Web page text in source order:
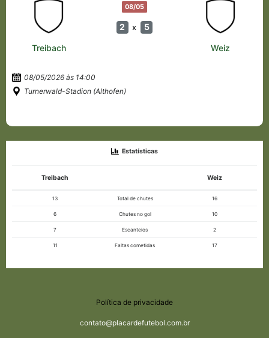
08/05
2 x 5
Treibach Weiz
08/05/2026 às 14:00
Turnerwald-Stadion (Althofen)
Estatísticas
Treibach Weiz
13 Total de chutes 16
6 Chutes no gol 10
7 Escanteios 2
11 Faltas cometidas 17
Política de privacidade
contato@placardefutebol.com.br